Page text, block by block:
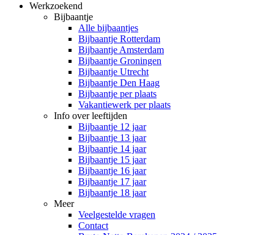
Werkzoekend
Bijbaantje
Alle bijbaantjes
Bijbaantje Rotterdam
Bijbaantje Amsterdam
Bijbaantje Groningen
Bijbaantje Utrecht
Bijbaantje Den Haag
Bijbaantje per plaats
Vakantiewerk per plaats
Info over leeftijden
Bijbaantje 12 jaar
Bijbaantje 13 jaar
Bijbaantje 14 jaar
Bijbaantje 15 jaar
Bijbaantje 16 jaar
Bijbaantje 17 jaar
Bijbaantje 18 jaar
Meer
Veelgestelde vragen
Contact